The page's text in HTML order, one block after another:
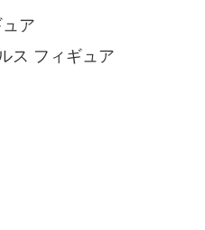
ア
ス フィギュア